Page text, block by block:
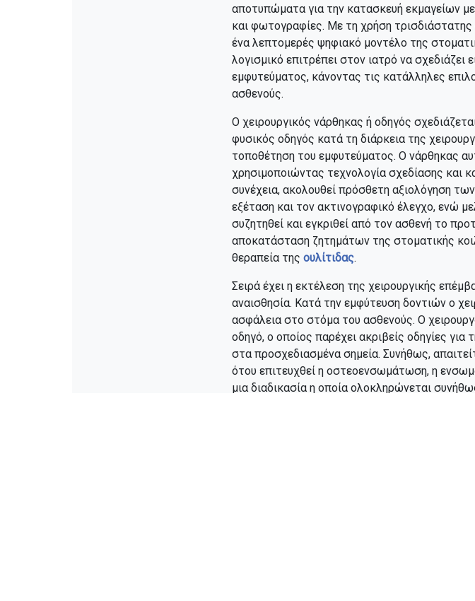
αποτυπώματα για την κατασκευή εκμαγείων
και φωτογραφίες. Με τη χρήση τρισδιάστατης
ένα λεπτομερές ψηφιακό μοντέλο της
λογισμικό επιτρέπει στον ιατρό να σχεδιάζει
εμφυτεύματος, κάνοντας τις κατάλληλες
ασθενούς.
Ο χειρουργικός νάρθηκας ή οδηγός
φυσικός οδηγός κατά τη διάρκεια της
τοποθέτηση του εμφυτεύματος. Ο νάρθηκας
χρησιμοποιώντας τεχνολογία σχεδίασης και
συνέχεια, ακολουθεί πρόσθετη αξιολόγηση
εξέταση και τον ακτινογραφικό έλεγχο, ενώ
συζητηθεί και εγκριθεί από τον ασθενή το
αποκατάσταση ζητημάτων της στοματικής
θεραπεία της ουλίτιδας.
Σειρά έχει η εκτέλεση της χειρουργικής
αναισθησία. Κατά την εμφύτευση δοντιών ο
ασφάλεια στο στόμα του ασθενούς. Ο
οδηγό, ο οποίος παρέχει ακριβείς οδηγίες
στα προσχεδιασμένα σημεία. Συνήθως,
ότου επιτευχθεί η οστεοενσωμάτωση, η
μια διαδικασία η οποία ολοκληρώνεται